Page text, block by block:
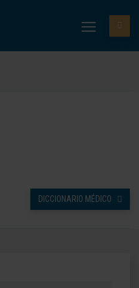
DICCIONARIO MÉDICO